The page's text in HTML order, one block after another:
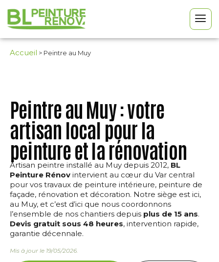
Accueil > Peintre au Muy
Peintre au Muy : votre
artisan local pour la
peinture et la rénovation
Artisan peintre installé au Muy depuis 2012, BL
Peinture Rénov intervient au cœur du Var central
pour vos travaux de peinture intérieure, peinture de
façade, rénovation et décoration. Notre siège est ici,
au Muy, et c’est d’ici que nous coordonnons
l’ensemble de nos chantiers depuis plus de 15 ans.
Devis gratuit sous 48 heures, intervention rapide,
garantie décennale.
Mis à jour le 19/05/2026.